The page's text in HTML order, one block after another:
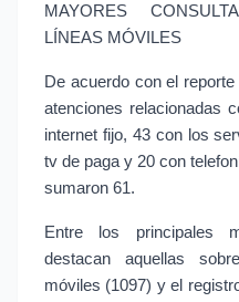
MAYORES
LÍNEAS MÓVILES
De acuerdo con el
atenciones relacionadas
internet fijo, 43 con los
tv de paga y 20 con
sumaron 61.
Entre los principales
destacan aquellas
móviles (1097) y el